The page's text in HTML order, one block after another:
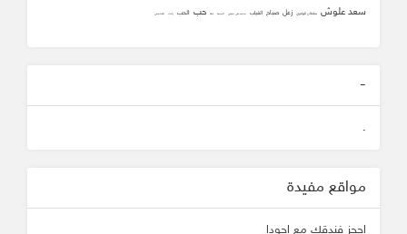
سعد علوش سلطان الهاجري زعل صباح الغياب محمد علي جنيدي المحبه ثقه حب الحب زانت الشافعي
-
.
مواقع مفيدة
احجز فندقك مع اجودا